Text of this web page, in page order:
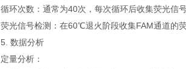
循环次数：通常为40次，每次循环后收集荧光信号
荧光信号检测：在60℃退火阶段收集FAM通道的
5. 数据分析
定量分析：